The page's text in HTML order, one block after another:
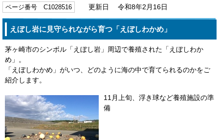
ページ番号 C1028516 更新日 令和8年2月16日
えぼし岩に見守られながら育つ「えぼしわかめ」
茅ヶ崎市のシンボル「えぼし岩」周辺で養殖された「えぼしわか
め」。
「えぼしわかめ」がいつ、どのように海の中で育てられるのかをご
紹介します。
11月上旬、浮き球など養殖施設の準
備